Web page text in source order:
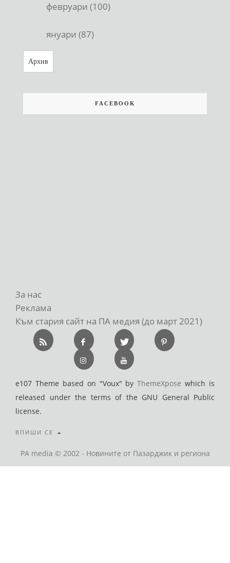
февруари (100)
януари (87)
Архив
FACEBOOK
За нас
Реклама
Към стария сайт на ПА медия (до март 2021)
e107 Theme based on "Voux" byThemeXpose which is
released under the terms of the GNU General Public
license.
ВПИШИ СЕ
PA media © 2002 - Новините от Пазарджик и региона